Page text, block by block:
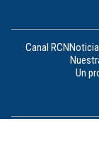
Canal RCN
Un